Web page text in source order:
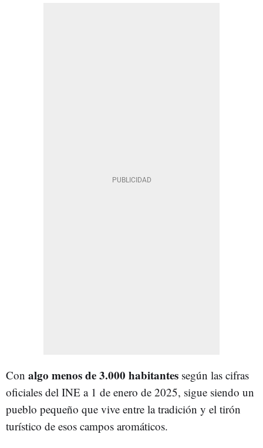
Con algo menos de 3.000 habitantes según las cifras
oficiales del INE a 1 de enero de 2025, sigue siendo un
pueblo pequeño que vive entre la tradición y el tirón
turístico de esos campos aromáticos.